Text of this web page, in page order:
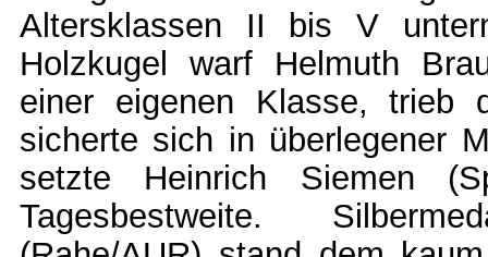
Altersklassen II bis V
Holzkugel warf Helmuth
einer eigenen Klasse,
sicherte sich in überlegener
setzte Heinrich Siemen
Tagesbestweite.